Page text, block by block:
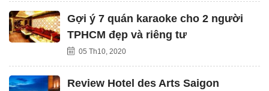
Gợi ý 7 quán karaoke cho 2 người
TPHCM đẹp và riêng tư
05 Th10, 2020
Review Hotel des Arts Saigon